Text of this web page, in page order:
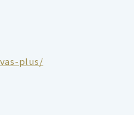
plus/